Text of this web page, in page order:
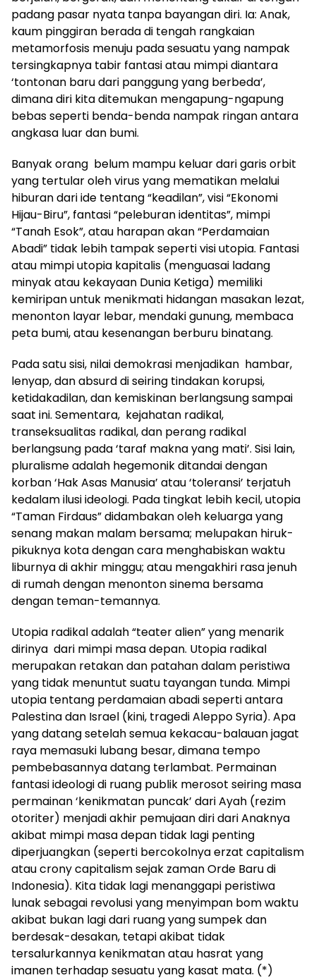
padang pasar nyata tanpa bayangan diri. Ia: Anak,
kaum pinggiran berada di tengah rangkaian
metamorfosis menuju pada sesuatu yang nampak
tersingkapnya tabir fantasi atau mimpi diantara
‘tontonan baru dari panggung yang berbeda’,
dimana diri kita ditemukan mengapung-ngapung
bebas seperti benda-benda nampak ringan antara
angkasa luar dan bumi.
Banyak orang belum mampu keluar dari garis orbit
yang tertular oleh virus yang mematikan melalui
hiburan dari ide tentang “keadilan”, visi “Ekonomi
Hijau-Biru”, fantasi “peleburan identitas”, mimpi
“Tanah Esok”, atau harapan akan “Perdamaian
Abadi” tidak lebih tampak seperti visi utopia. Fantasi
atau mimpi utopia kapitalis (menguasai ladang
minyak atau kekayaan Dunia Ketiga) memiliki
kemiripan untuk menikmati hidangan masakan lezat,
menonton layar lebar, mendaki gunung, membaca
peta bumi, atau kesenangan berburu binatang.
Pada satu sisi, nilai demokrasi menjadikan hambar,
lenyap, dan absurd di seiring tindakan korupsi,
ketidakadilan, dan kemiskinan berlangsung sampai
saat ini. Sementara, kejahatan radikal,
transeksualitas radikal, dan perang radikal
berlangsung pada ‘taraf makna yang mati’. Sisi lain,
pluralisme adalah hegemonik ditandai dengan
korban ‘Hak Asas Manusia’ atau ‘toleransi’ terjatuh
kedalam ilusi ideologi. Pada tingkat lebih kecil, utopia
“Taman Firdaus” didambakan oleh keluarga yang
senang makan malam bersama; melupakan hiruk-
pikuknya kota dengan cara menghabiskan waktu
liburnya di akhir minggu; atau mengakhiri rasa jenuh
di rumah dengan menonton sinema bersama
dengan teman-temannya.
Utopia radikal adalah “teater alien” yang menarik
dirinya dari mimpi masa depan. Utopia radikal
merupakan retakan dan patahan dalam peristiwa
yang tidak menuntut suatu tayangan tunda. Mimpi
utopia tentang perdamaian abadi seperti antara
Palestina dan Israel (kini, tragedi Aleppo Syria). Apa
yang datang setelah semua kekacau-balauan jagat
raya memasuki lubang besar, dimana tempo
pembebasannya datang terlambat. Permainan
fantasi ideologi di ruang publik merosot seiring masa
permainan ‘kenikmatan puncak’ dari Ayah (rezim
otoriter) menjadi akhir pemujaan diri dari Anaknya
akibat mimpi masa depan tidak lagi penting
diperjuangkan (seperti bercokolnya erzat capitalism
atau crony capitalism sejak zaman Orde Baru di
Indonesia). Kita tidak lagi menanggapi peristiwa
lunak sebagai revolusi yang menyimpan bom waktu
akibat bukan lagi dari ruang yang sumpek dan
berdesak-desakan, tetapi akibat tidak
tersalurkannya kenikmatan atau hasrat yang
imanen terhadap sesuatu yang kasat mata. (*)